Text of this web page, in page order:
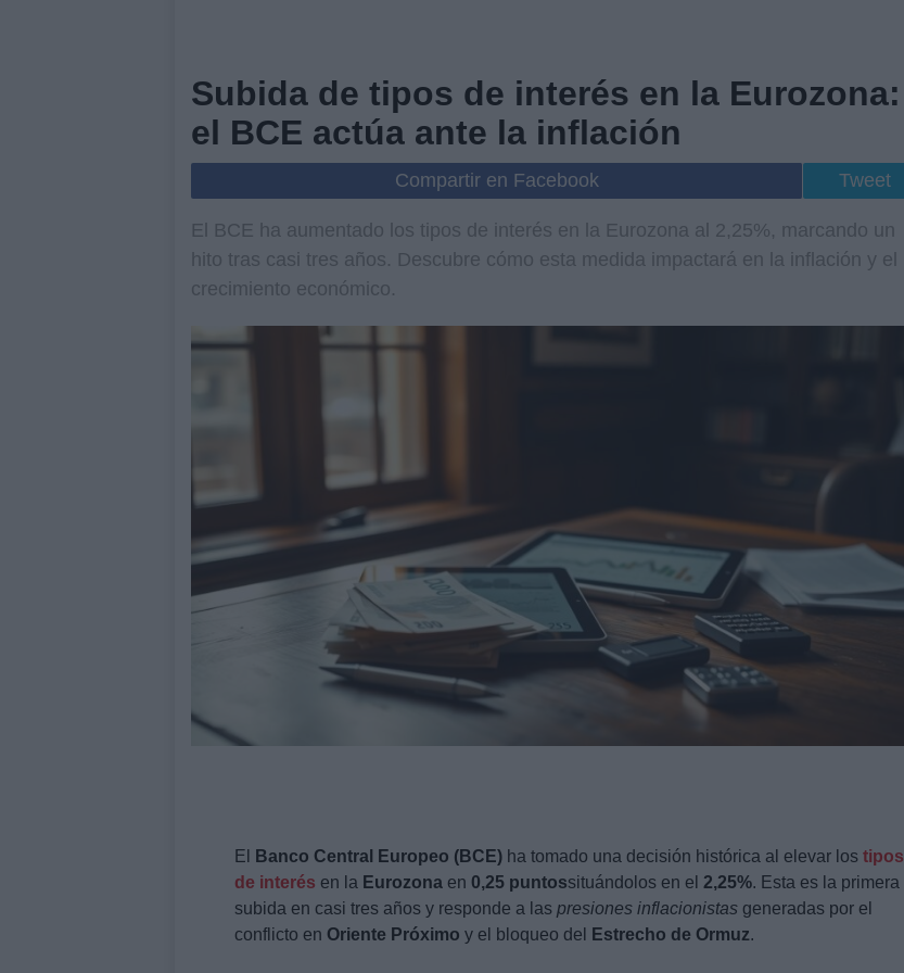
Subida de tipos de interés en la Eurozona:
el BCE actúa ante la inflación
Compartir en Facebook Tweet
El BCE ha aumentado los tipos de interés en la Eurozona al 2,25%, marcando un
hito tras casi tres años. Descubre cómo esta medida impactará en la inflación y el
crecimiento económico.
El Banco Central Europeo (BCE) ha tomado una decisión histórica al elevar los tipos
de interés en la Eurozona en 0,25 puntossituándolos en el 2,25%. Esta es la primera
subida en casi tres años y responde a las presiones inflacionistas generadas por el
conflicto en Oriente Próximo y el bloqueo del Estrecho de Ormuz.